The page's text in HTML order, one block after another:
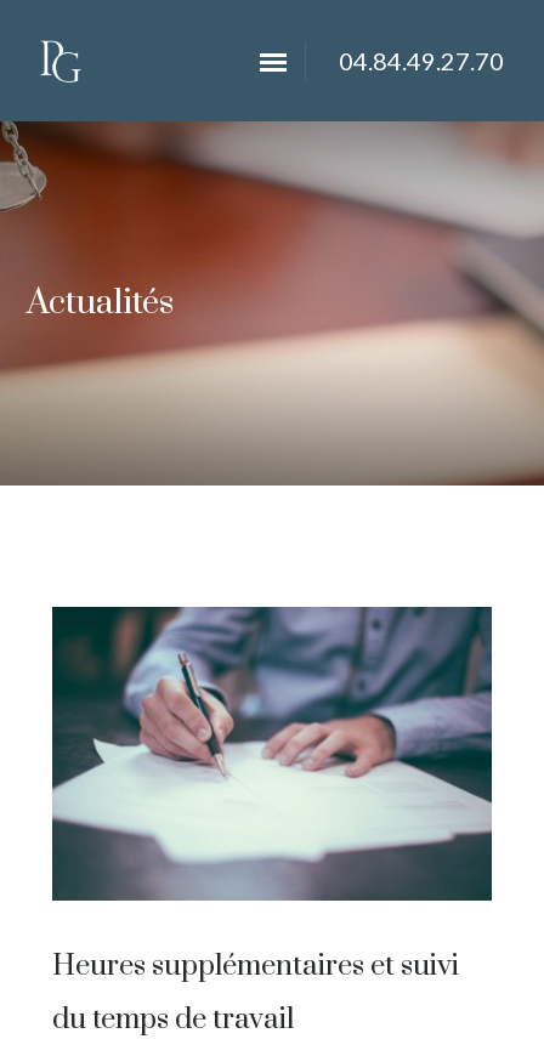
04.84.49.27.70
Actualités
Heures supplémentaires et suivi
du temps de travail